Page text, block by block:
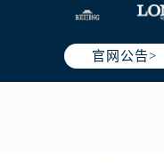
官网公告>